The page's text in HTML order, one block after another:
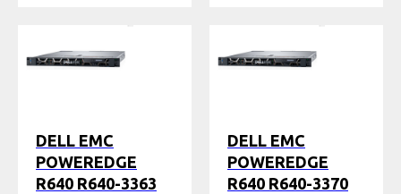
DELL EMC
POWEREDGE
R640 R640-3363
DELL EMC
POWEREDGE
R640 R640-3370